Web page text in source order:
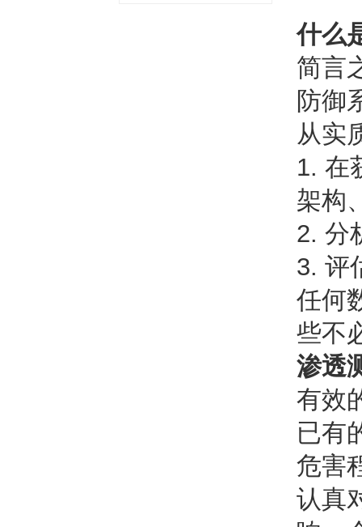
什么
简言
防御
从实
1. 在
架构
2. 分
3. 评
任何
些不
渗透
有效
已有
危害
认真